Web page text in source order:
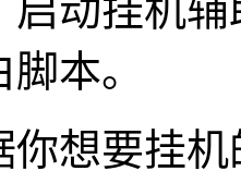
启动挂机
本。
你想要挂